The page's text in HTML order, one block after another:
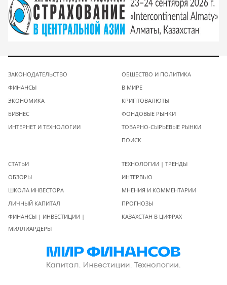
ЗАКОНОДАТЕЛЬСТВО
ФИНАНСЫ
ЭКОНОМИКА
БИЗНЕС
ИНТЕРНЕТ И ТЕХНОЛОГИИ
ОБЩЕСТВО И ПОЛИТИКА
В МИРЕ
КРИПТОВАЛЮТЫ
ФОНДОВЫЕ РЫНКИ
ТОВАРНО-СЫРЬЕВЫЕ РЫНКИ
ПОИСК
СТАТЬИ
ОБЗОРЫ
ШКОЛА ИНВЕСТОРА
ЛИЧНЫЙ КАПИТАЛ
ФИНАНСЫ | ИНВЕСТИЦИИ |
МИЛЛИАРДЕРЫ
ТЕХНОЛОГИИ | ТРЕНДЫ
ИНТЕРВЬЮ
МНЕНИЯ И КОММЕНТАРИИ
ПРОГНОЗЫ
КАЗАХСТАН В ЦИФРАХ